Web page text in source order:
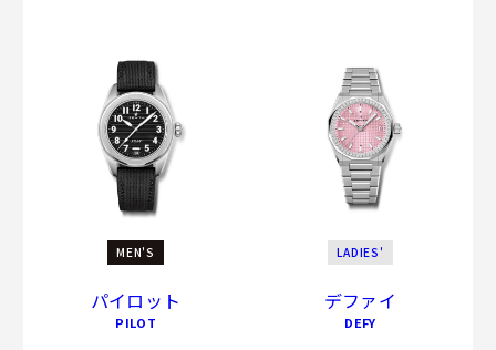
MEN'S
パイロット
PILOT
LADIES'
デファイ
DEFY